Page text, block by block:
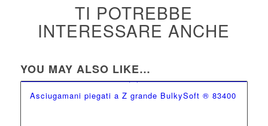
TI POTREBBE
INTERESSARE ANCHE
YOU MAY ALSO LIKE…
Asciugamani piegati a Z grande BulkySoft ® 83400